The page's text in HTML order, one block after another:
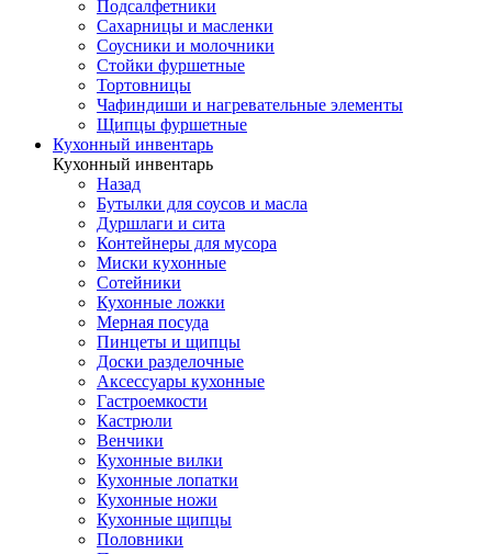
Подсалфетники
Сахарницы и масленки
Соусники и молочники
Стойки фуршетные
Тортовницы
Чафиндиши и нагревательные элементы
Щипцы фуршетные
Кухонный инвентарь
Кухонный инвентарь
Назад
Бутылки для соусов и масла
Дуршлаги и сита
Контейнеры для мусора
Миски кухонные
Сотейники
Кухонные ложки
Мерная посуда
Пинцеты и щипцы
Доски разделочные
Аксессуары кухонные
Гастроемкости
Кастрюли
Венчики
Кухонные вилки
Кухонные лопатки
Кухонные ножи
Кухонные щипцы
Половники